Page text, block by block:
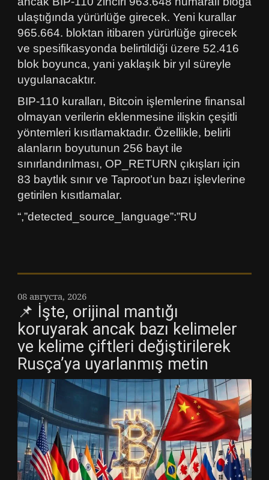
ulaştığında yürürlüğe girecek. Yeni kurallar
965.664. bloktan itibaren yürürlüğe girecek
ve spesifikasyonda belirtildiği üzere 52.416
blok boyunca, yani yaklaşık bir yıl süreyle
uygulanacaktır.
BIP-110 kuralları, Bitcoin işlemlerine finansal
olmayan verilerin eklenmesine ilişkin çeşitli
yöntemleri kısıtlamaktadır. Özellikle, belirli
alanların boyutunun 256 bayt ile
sınırlandırılması, OP_RETURN çıkışları için
83 baytlık sınır ve Taproot’un bazı işlevlerine
getirilen kısıtlamalar.
“,”detected_source_language”:”RU
08 августа, 2026
📌 İşte, orijinal mantığı
koruyarak ancak bazı kelimeler
ve kelime çiftleri değiştirilerek
Rusça’ya uyarlanmış metin